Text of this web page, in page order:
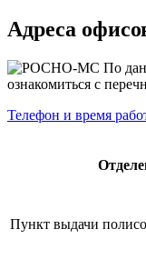
Адреса
По
ознакомиться с
Телефон и время
Пункт выдачи